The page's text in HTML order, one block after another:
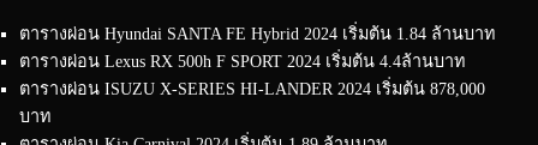
ตารางผ่อน Hyundai SANTA FE Hybrid 2024 เริ่มต้น 1.84 ล้านบาท
ตารางผ่อน Lexus RX 500h F SPORT 2024 เริ่มต้น 4.4ล้านบาท
ตารางผ่อน ISUZU X-SERIES HI-LANDER 2024 เริ่มต้น 878,000
บาท